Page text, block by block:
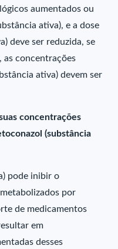
aumentados ou
ativa), e a dose
deve ser reduzida, se
as concentrações
ativa) devem ser
concentrações
(substância
pode inibir o
por
de medicamentos
em
desses